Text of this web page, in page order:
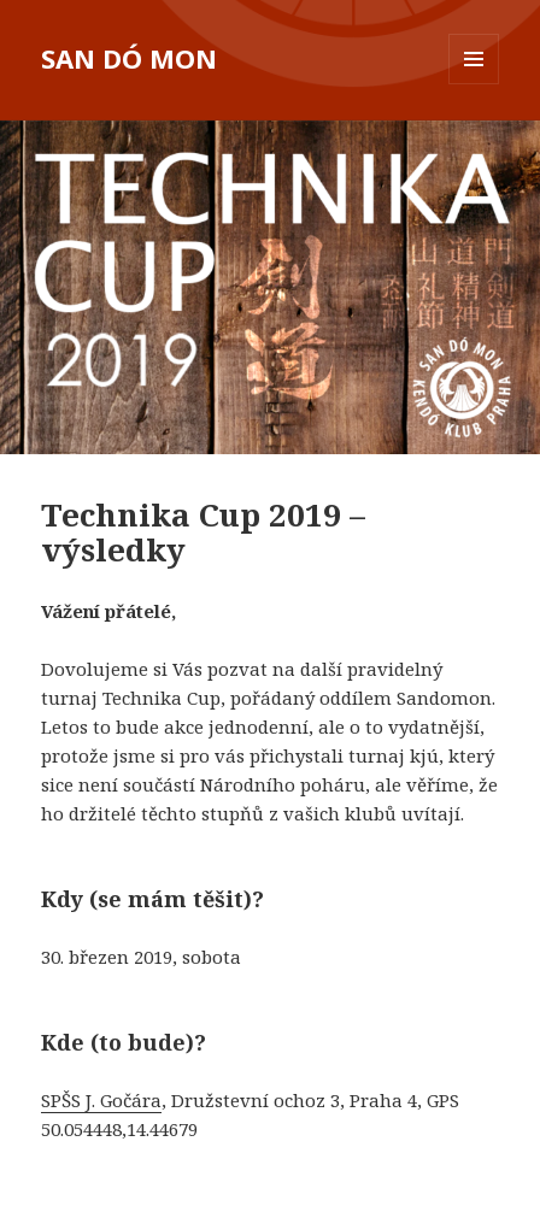
SAN DÓ MON
WIDGETY
Technika Cup 2019 –
výsledky
Vážení přátelé,
Dovolujeme si Vás pozvat na další pravidelný
turnaj Technika Cup, pořádaný oddílem Sandomon.
Letos to bude akce jednodenní, ale o to vydatnější,
protože jsme si pro vás přichystali turnaj kjú, který
sice není součástí Národního poháru, ale věříme, že
ho držitelé těchto stupňů z vašich klubů uvítají.
Kdy (se mám těšit)?
30. březen 2019, sobota
Kde (to bude)?
SPŠS J. Gočára, Družstevní ochoz 3, Praha 4, GPS
50.054448,14.44679